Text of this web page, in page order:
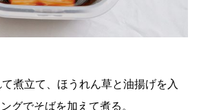
煮立て、ほうれん草と油揚げを入
グでそばを加えて煮る。